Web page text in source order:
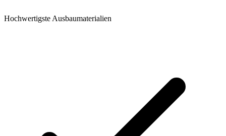
Hochwertigste Ausbaumaterialien